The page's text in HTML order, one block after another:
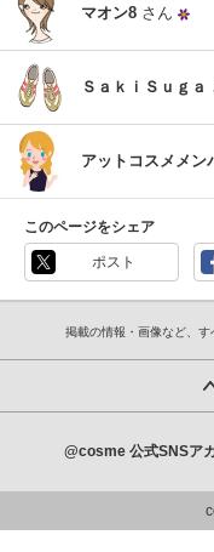
マオン8 さん
ＳａｋｉＳｕｇａ
アットコスメメン
このページをシェア
ポスト
掲載の情報・画像など、す
@cosme 公式SNSア